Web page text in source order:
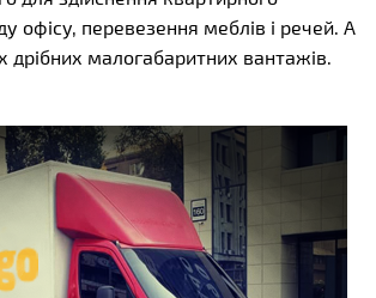
офісу, перевезення меблів і речей. А
дрібних малогабаритних вантажів.